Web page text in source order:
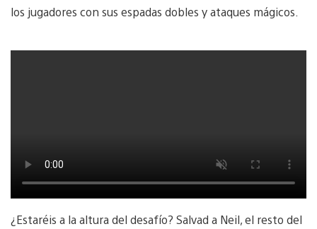
los jugadores con sus espadas dobles y ataques mágicos.
¿Estaréis a la altura del desafío? Salvad a Neil, el resto del